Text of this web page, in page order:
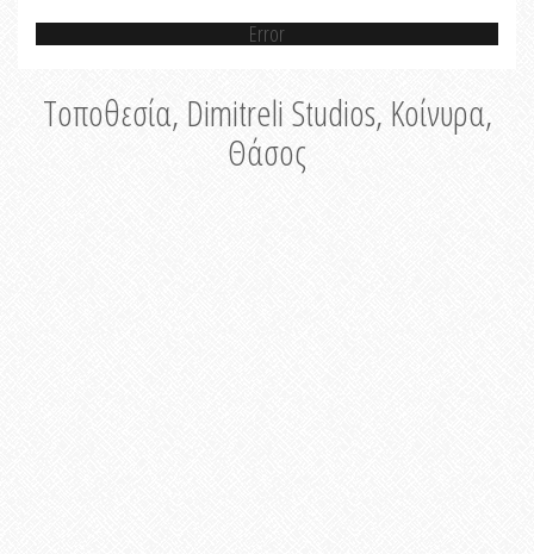
Error
Τοποθεσία, Dimitreli Studios, Κοίνυρα,
Θάσος